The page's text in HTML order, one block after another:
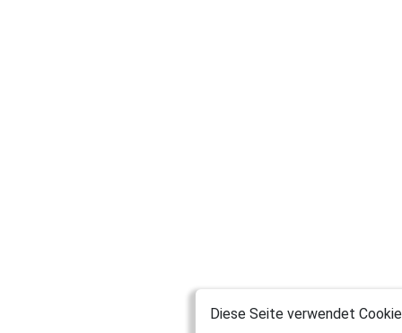
Diese Seite verwendet